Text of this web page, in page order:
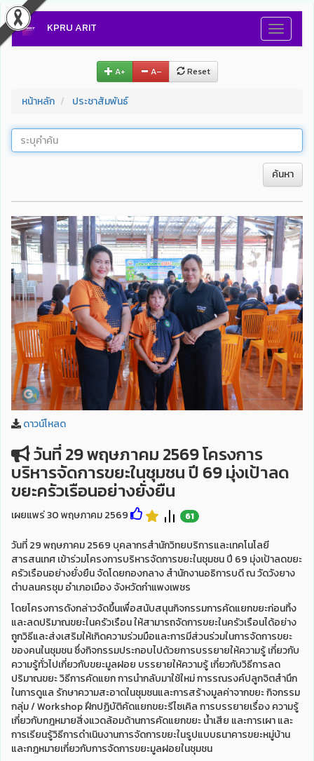
Toggle
KPRU ARIT
A+ A– Reset
หน้าหลัก ประชาสัมพันธ์
ค้นหา
ดาวน์โหลด
วันที่ 29 พฤษภาคม 2569 โครงการ
บริหารจัดการขยะในชุมชน ปี 69 มุ่งเป้าลด
ขยะครัวเรือนอย่างยั่งยืน
เผยแพร่ 30 พฤษภาคม 2569 61
วันที่ 29 พฤษภาคม 2569 บุคลากรสำนักวิทยบริการและเทคโนโลยี
สารสนเทศ เข้าร่วมโครงการบริหารจัดการขยะในชุมชน ปี 69 มุ่งเป้าลดขยะ
ครัวเรือนอย่างยั่งยืน จัดโดยกองกลาง สำนักงานอธิการบดี ณ วัดวังยาง
ตำบลนครชุม อำเภอเมือง จังหวัดกำแพงเพชร
โดยโครงการดังกล่าวจัดขึ้นเพื่อสนับสนุนกิจกรรมการคัดแยกขยะก่อนทิ้ง
และลดปริมาณขยะในครัวเรือน ให้สามารถจัดการขยะในครัวเรือนได้อย่าง
ถูกวิธีและส่งเสริมให้เกิดความร่วมมือและการมีส่วนร่วมในการจัดการขยะ
ของคนในชุมชน ซึ่งกิจกรรมประกอบไปด้วยการบรรยายให้ความรู้ เกี่ยวกับ
ความรู้ทั่วไปเกี่ยวกับขยะมูลฝอย บรรยายให้ความรู้ เกี่ยวกับวิธีการลด
ปริมาณขยะ วิธีการคัดแยก การนำกลับมาใช้ใหม่ การรณรงค์ปลูกจิตสำนึก
ในการดูแล รักษาความสะอาดในชุมชนและการสร้างมูลค่าจากขยะ กิจกรรม
กลุ่ม / Workshop ฝึกปฏิบัติคัดแยกขยะรีไซเคิล การบรรยายเรื่อง ความรู้
เกี่ยวกับกฎหมายสิ่งแวดล้อมด้านการคัดแยกขยะ น้ำเสีย และการเผา และ
การเรียนรู้วิธีการดำเนินงานการจัดการขยะในรูปแบบธนาคารขยะหมู่บ้าน
และกฎหมายเกี่ยวกับการจัดการขยะมูลฝอยในชุมชน